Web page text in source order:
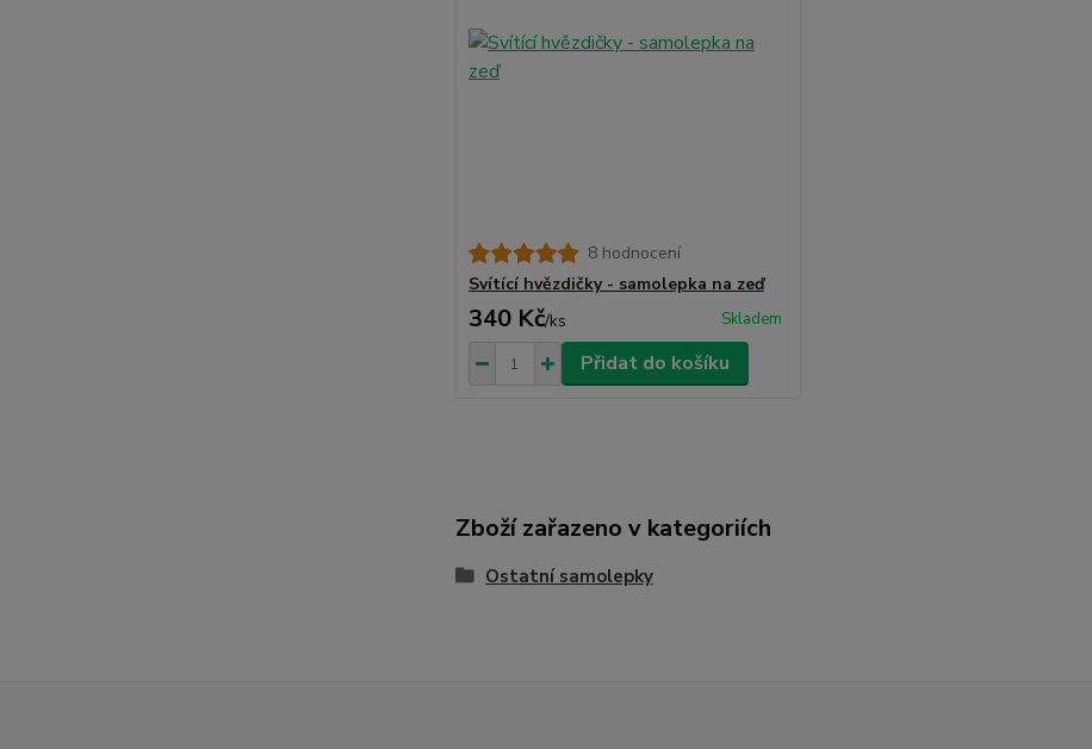
8 hodnocení
Svítící hvězdičky - samolepka na zeď
340 Kč/ks Skladem
Přidat do košíku
Zboží zařazeno v kategoriích
Ostatní samolepky